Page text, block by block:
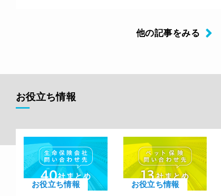
他の記事をみる
お役立ち情報
お役立ち情報
お役立ち情報